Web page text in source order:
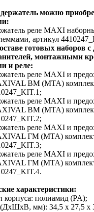
можно
реле MAXI
, артикул
готовых наборов
монтажными
и реле:
реле MAXI и
ВМ (MTA)
реле MAXI и
ВМ (MTA)
реле MAXI и
ГМ (MTA)
реле MAXI и
ГМ (MTA)
характеристики:
корпуса: полиамид (PA);
мм): 34,5 х 27,5 х